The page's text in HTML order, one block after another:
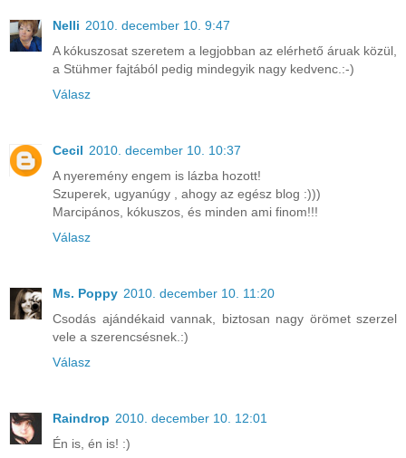
Nelli 2010. december 10. 9:47
A kókuszosat szeretem a legjobban az elérhető áruak közül,
a Stühmer fajtából pedig mindegyik nagy kedvenc.:-)
Válasz
Cecil 2010. december 10. 10:37
A nyeremény engem is lázba hozott!
Szuperek, ugyanúgy , ahogy az egész blog :)))
Marcipános, kókuszos, és minden ami finom!!!
Válasz
Ms. Poppy 2010. december 10. 11:20
Csodás ajándékaid vannak, biztosan nagy örömet szerzel
vele a szerencsésnek.:)
Válasz
Raindrop 2010. december 10. 12:01
Én is, én is! :)